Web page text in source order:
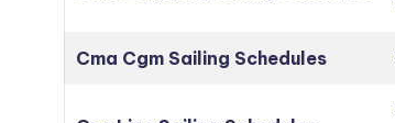
Cma Cgm Sailing Schedules